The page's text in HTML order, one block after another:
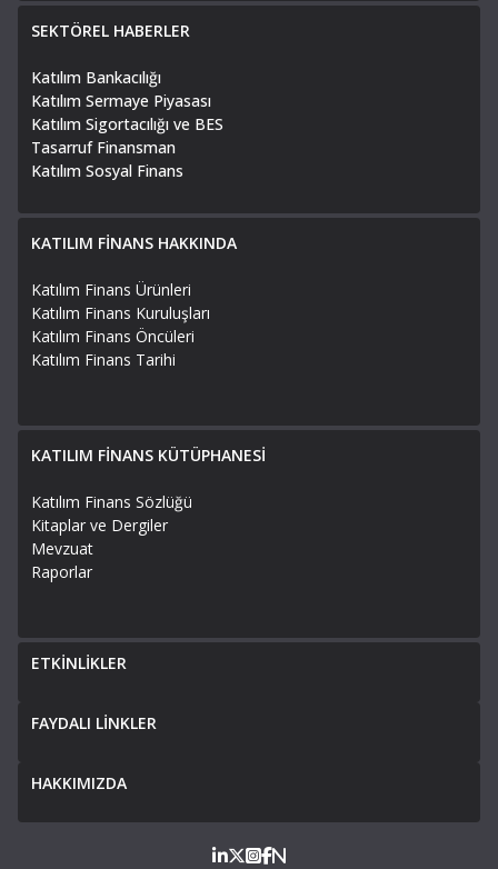
SEKTÖREL HABERLER
Katılım Bankacılığı
Katılım Sermaye Piyasası
Katılım Sigortacılığı ve BES
Tasarruf Finansman
Katılım Sosyal Finans
KATILIM FİNANS HAKKINDA
Katılım Finans Ürünleri
Katılım Finans Kuruluşları
Katılım Finans Öncüleri
Katılım Finans Tarihi
KATILIM FİNANS KÜTÜPHANESİ
Katılım Finans Sözlüğü
Kitaplar ve Dergiler
Mevzuat
Raporlar
ETKİNLİKLER
FAYDALI LİNKLER
HAKKIMIZDA